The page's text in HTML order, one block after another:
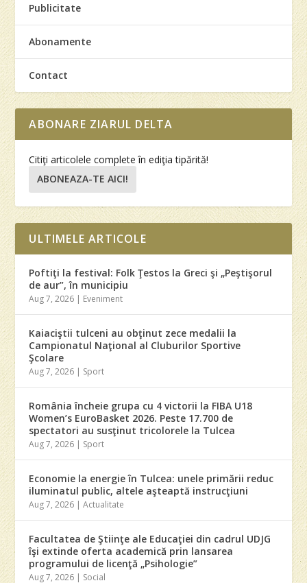
Publicitate
Abonamente
Contact
ABONARE ZIARUL DELTA
Citiţi articolele complete în ediţia tipărită!
ABONEAZA-TE AICI!
ULTIMELE ARTICOLE
Poftiţi la festival: Folk Ţestos la Greci şi „Peştişorul
de aur”, în municipiu
Aug 7, 2026 | Eveniment
Kaiaciştii tulceni au obţinut zece medalii la
Campionatul Naţional al Cluburilor Sportive
Şcolare
Aug 7, 2026 | Sport
România încheie grupa cu 4 victorii la FIBA U18
Women’s EuroBasket 2026. Peste 17.700 de
spectatori au susţinut tricolorele la Tulcea
Aug 7, 2026 | Sport
Economie la energie în Tulcea: unele primării reduc
iluminatul public, altele aşteaptă instrucţiuni
Aug 7, 2026 |Actualitate
Facultatea de Ştiinţe ale Educaţiei din cadrul UDJG
îşi extinde oferta academică prin lansarea
programului de licenţă „Psihologie”
Aug 7, 2026 | Social